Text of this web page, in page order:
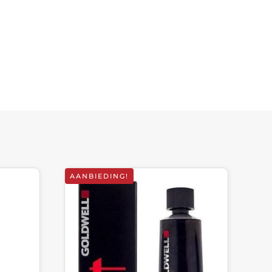
AANBIEDING!